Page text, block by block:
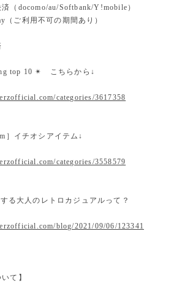
済（docomo/au/Softbank/Y!mobile）
（ご利用不可の期間あり）
top 10 ✴︎ こちらから↓
categories/3617358
］イチオシアイテム↓
categories/3558579
る大人のレトロカジュアルって？
blog/2021/09/06/123341
て】